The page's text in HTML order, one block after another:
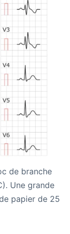
de branche
Une grande
papier de 25